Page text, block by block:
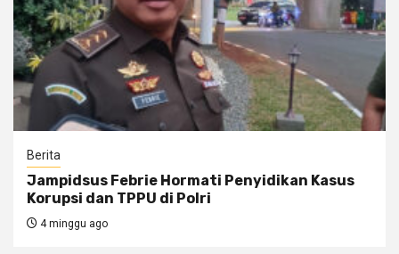
Berita
Jampidsus Febrie Hormati Penyidikan Kasus
Korupsi dan TPPU di Polri
4 minggu ago